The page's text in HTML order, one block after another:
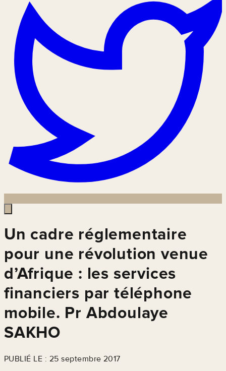
Un cadre réglementaire
pour une révolution venue
d’Afrique : les services
financiers par téléphone
mobile. Pr Abdoulaye
SAKHO
PUBLIÉ LE : 25 septembre 2017